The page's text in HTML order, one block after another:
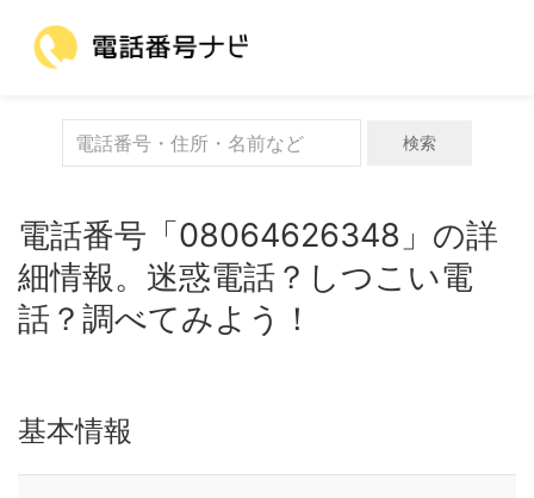
検索
電話番号「08064626348」の詳
細情報。迷惑電話？しつこい電
話？調べてみよう！
基本情報